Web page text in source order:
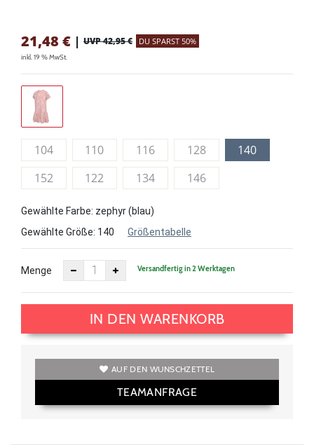
21,48 € | UVP 42,95 € DU SPARST 50%
inkl. 19 % MwSt.
104 110 116 128
140
152
122 134 146
Gewählte Farbe: zephyr (blau)
Gewählte Größe: 140 Größentabelle
Menge Versandfertig in 2 Werktagen
IN DEN WARENKORB
AUF DEN WUNSCHZETTEL
TEAMANFRAGE